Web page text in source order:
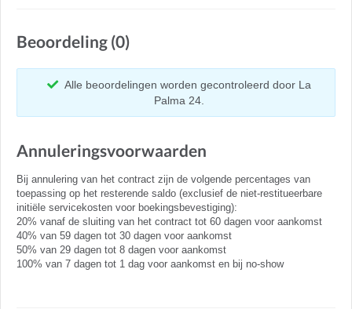
Beoordeling (0)
Alle beoordelingen worden gecontroleerd door La
Palma 24.
Annuleringsvoorwaarden
Bij annulering van het contract zijn de volgende percentages van
toepassing op het resterende saldo (exclusief de niet-restitueerbare
initiële servicekosten voor boekingsbevestiging):
20% vanaf de sluiting van het contract tot 60 dagen voor aankomst
40% van 59 dagen tot 30 dagen voor aankomst
50% van 29 dagen tot 8 dagen voor aankomst
100% van 7 dagen tot 1 dag voor aankomst en bij no-show